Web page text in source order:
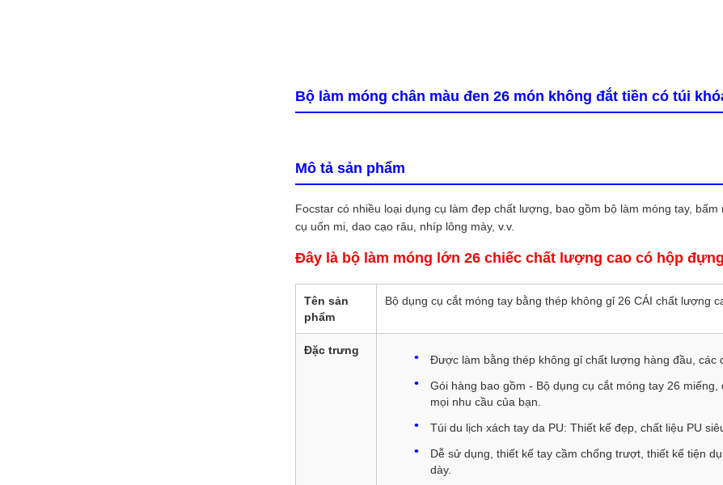
Bộ làm móng chân màu đen 26 món không đắt tiền có túi
Mô tả sản phẩm
Focstar có nhiều loại dụng cụ làm đẹp chất lượng, bao gồm bộ làm móng tay,
cụ uốn mi, dao cạo râu, nhíp lông mày, v.v.
Đây là bộ làm móng lớn 26 chiếc chất lượng cao có hộp
Tên sản
phẩm
Bộ dụng cụ cắt móng tay bằng thép không gỉ 26 CÁI chất lượng
Đặc trưng
Được làm bằng thép không gỉ chất lượng hàng đầu, các
Gói hàng bao gồm - Bộ dụng cụ cắt móng tay 26
mọi nhu cầu của bạn.
Túi du lịch xách tay da PU: Thiết kế đẹp, chất liệu PU
Dễ sử dụng, thiết kế tay cầm chống trượt, thiết kế tiện
dày.